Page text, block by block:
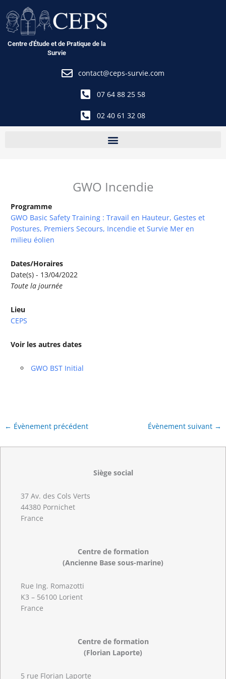
au
contenu
Centre d'Étude et de Pratique de la
Survie
contact@ceps-survie.com
07 64 88 25 58
02 40 61 32 08
GWO Incendie
Programme
GWO Basic Safety Training : Travail en Hauteur, Gestes et
Postures, Premiers Secours, Incendie et Survie Mer en
milieu éolien
Dates/Horaires
Date(s) - 13/04/2022
Toute la journée
Lieu
CEPS
Voir les autres dates
GWO BST Initial
← Évènement précédent Évènement suivant →
Siège social
37 Av. des Cols Verts
44380 Pornichet
France
Centre de formation
(Ancienne Base sous-marine)
Rue Ing. Romazotti
K3 – 56100 Lorient
France
Centre de formation
(Florian Laporte)
5 rue Florian Laporte